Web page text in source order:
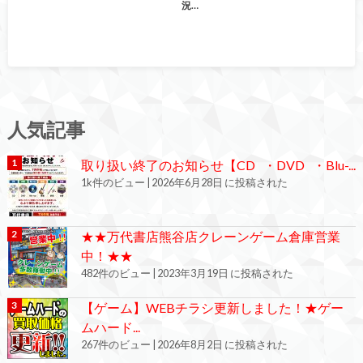
況…
人気記事
取り扱い終了のお知らせ【CD ・DVD ・Blu-...
1k件のビュー 2026年6月28日 に投稿された
★★万代書店熊谷店クレーンゲーム倉庫営業
中！★★
482件のビュー 2023年3月19日 に投稿された
【ゲーム】WEBチラシ更新しました！★ゲー
ムハード...
267件のビュー 2026年8月2日 に投稿された